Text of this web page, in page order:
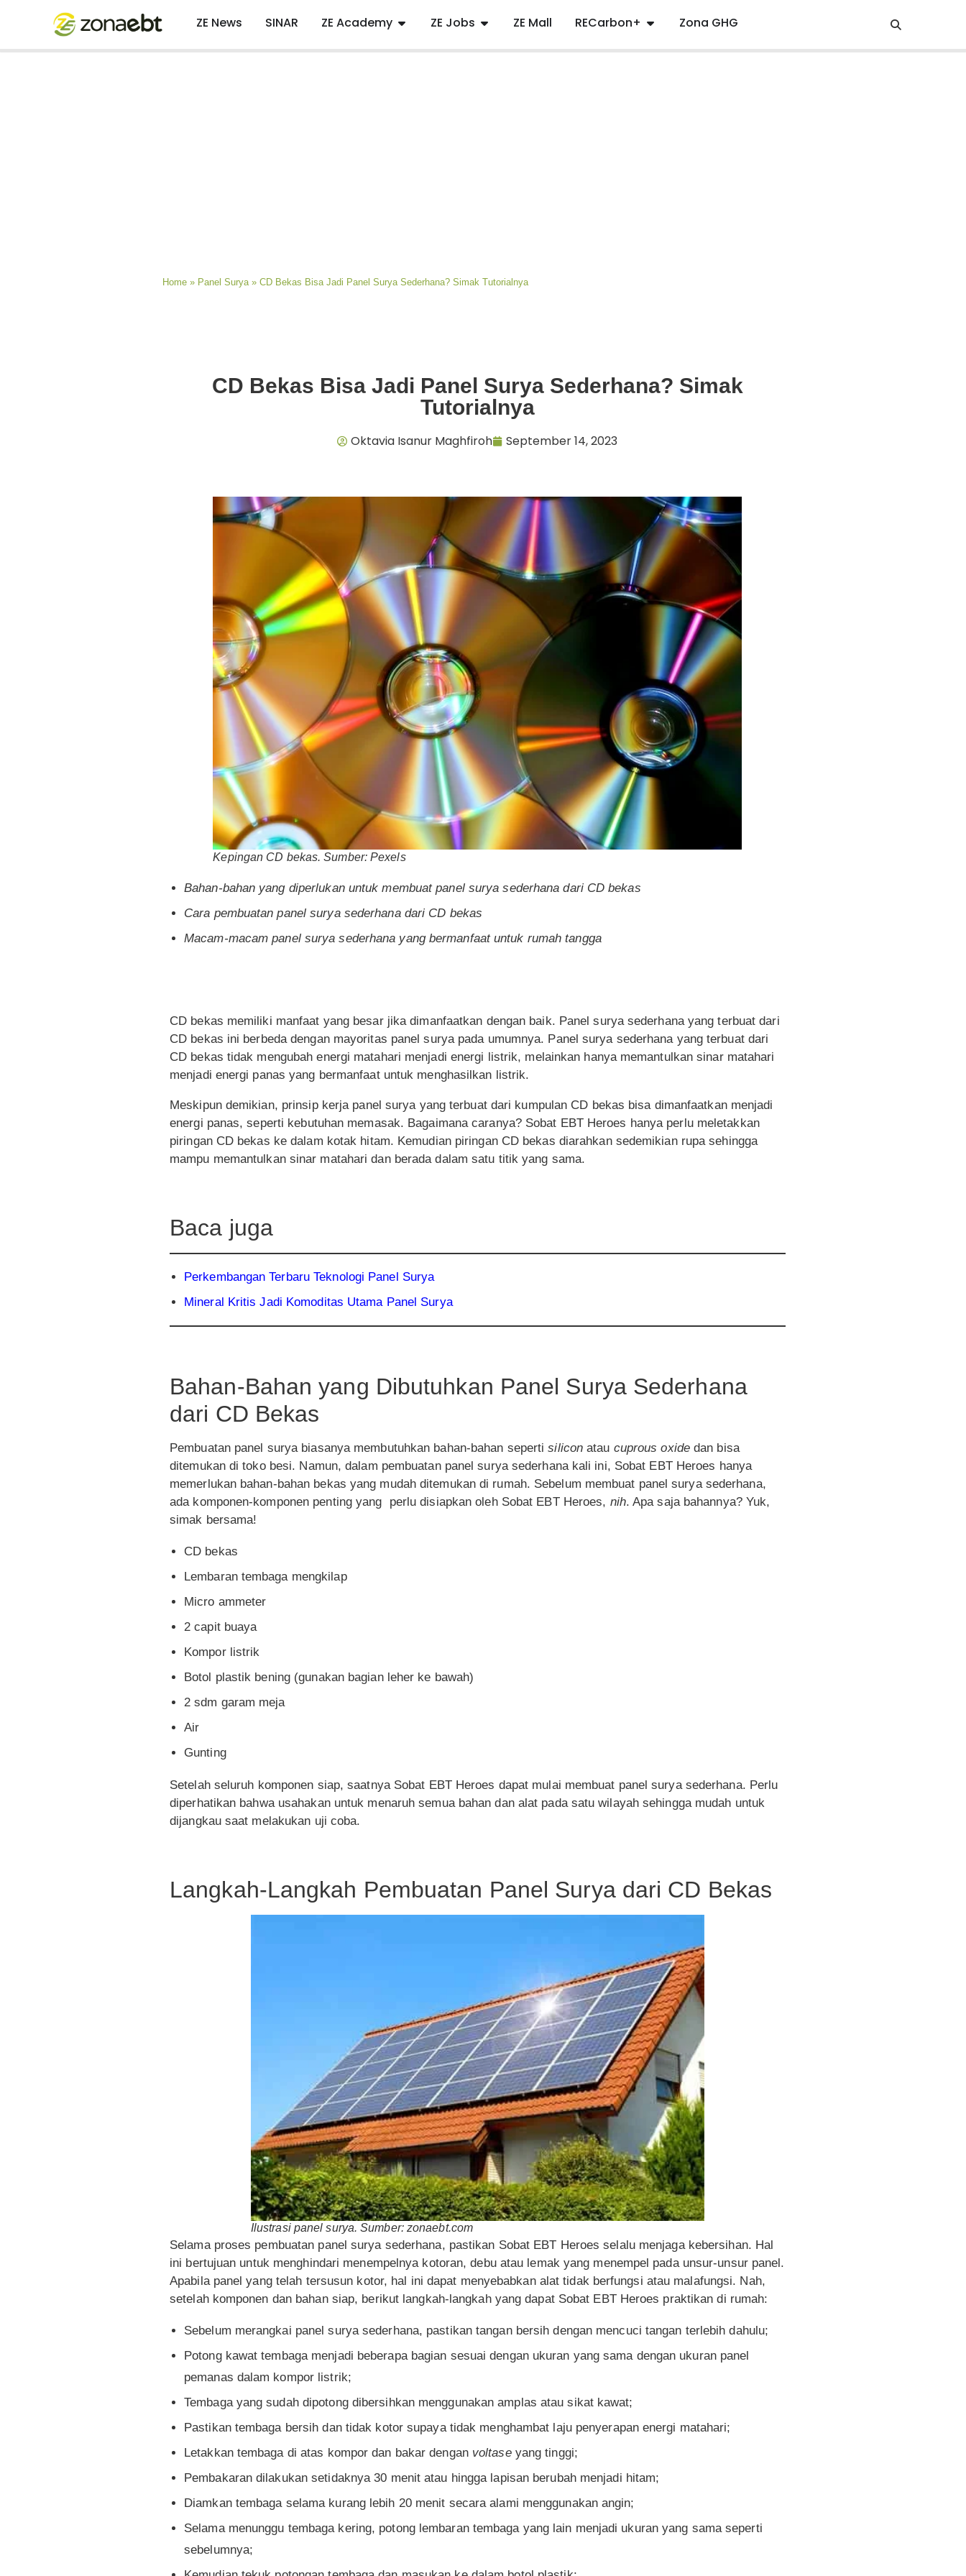
ZE News SINAR ZE Academy ZE Jobs ZE Mall RECarbon+ Zona GHG
Home » Panel Surya» CD Bekas Bisa Jadi Panel Surya Sederhana? Simak Tutorialnya
CD Bekas Bisa Jadi Panel Surya Sederhana? Simak
Tutorialnya
Oktavia Isanur Maghfiroh September 14, 2023
Kepingan CD bekas. Sumber: Pexels
Bahan-bahan yang diperlukan untuk membuat panel surya sederhana dari CD bekas
Cara pembuatan panel surya sederhana dari CD bekas
Macam-macam panel surya sederhana yang bermanfaat untuk rumah tangga
CD bekas memiliki manfaat yang besar jika dimanfaatkan dengan baik. Panel surya sederhana yang terbuat dari
CD bekas ini berbeda dengan mayoritas panel surya pada umumnya. Panel surya sederhana yang terbuat dari
CD bekas tidak mengubah energi matahari menjadi energi listrik, melainkan hanya memantulkan sinar matahari
menjadi energi panas yang bermanfaat untuk menghasilkan listrik.
Meskipun demikian, prinsip kerja panel surya yang terbuat dari kumpulan CD bekas bisa dimanfaatkan menjadi
energi panas, seperti kebutuhan memasak. Bagaimana caranya? Sobat EBT Heroes hanya perlu meletakkan
piringan CD bekas ke dalam kotak hitam. Kemudian piringan CD bekas diarahkan sedemikian rupa sehingga
mampu memantulkan sinar matahari dan berada dalam satu titik yang sama.
Baca juga
Perkembangan Terbaru Teknologi Panel Surya
Mineral Kritis Jadi Komoditas Utama Panel Surya
Bahan-Bahan yang Dibutuhkan Panel Surya Sederhana
dari CD Bekas
Pembuatan panel surya biasanya membutuhkan bahan-bahan sepertisiliconatau cuprous oxidedan bisa
ditemukan di toko besi. Namun, dalam pembuatan panel surya sederhana kali ini, Sobat EBT Heroes hanya
memerlukan bahan-bahan bekas yang mudah ditemukan di rumah. Sebelum membuat panel surya sederhana,
ada komponen-komponen penting yang perlu disiapkan oleh Sobat EBT Heroes, nih. Apa saja bahannya? Yuk,
simak bersama!
CD bekas
Lembaran tembaga mengkilap
Micro ammeter
2 capit buaya
Kompor listrik
Botol plastik bening (gunakan bagian leher ke bawah)
2 sdm garam meja
Air
Gunting
Setelah seluruh komponen siap, saatnya Sobat EBT Heroes dapat mulai membuat panel surya sederhana. Perlu
diperhatikan bahwa usahakan untuk menaruh semua bahan dan alat pada satu wilayah sehingga mudah untuk
dijangkau saat melakukan uji coba.
Langkah-Langkah Pembuatan Panel Surya dari CD Bekas
Ilustrasi panel surya. Sumber: zonaebt.com
Selama proses pembuatan panel surya sederhana, pastikan Sobat EBT Heroes selalu menjaga kebersihan. Hal
ini bertujuan untuk menghindari menempelnya kotoran, debu atau lemak yang menempel pada unsur-unsur panel.
Apabila panel yang telah tersusun kotor, hal ini dapat menyebabkan alat tidak berfungsi atau malafungsi. Nah,
setelah komponen dan bahan siap, berikut langkah-langkah yang dapat Sobat EBT Heroes praktikan di rumah:
Sebelum merangkai panel surya sederhana, pastikan tangan bersih dengan mencuci tangan terlebih dahulu;
Potong kawat tembaga menjadi beberapa bagian sesuai dengan ukuran yang sama dengan ukuran panel
pemanas dalam kompor listrik;
Tembaga yang sudah dipotong dibersihkan menggunakan amplas atau sikat kawat;
Pastikan tembaga bersih dan tidak kotor supaya tidak menghambat laju penyerapan energi matahari;
Letakkan tembaga di atas kompor dan bakar dengan voltase yang tinggi;
Pembakaran dilakukan setidaknya 30 menit atau hingga lapisan berubah menjadi hitam;
Diamkan tembaga selama kurang lebih 20 menit secara alami menggunakan angin;
Selama menunggu tembaga kering, potong lembaran tembaga yang lain menjadi ukuran yang sama seperti
sebelumnya;